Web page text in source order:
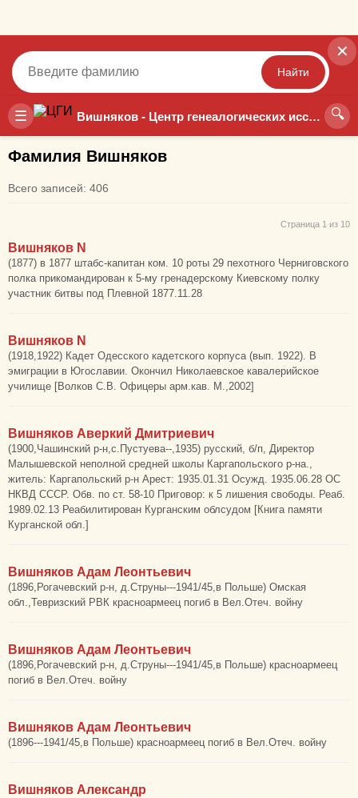
☰ Вишняков - Центр генеалогических исследований 🔍
✕
Найти
Точный Неточный
Фамилия Вишняков
Всего записей: 406
Страница 1 из 10
Вишняков N
(1877) в 1877 штабс-капитан ком. 10 роты 29 пехотного Черниговского
полка прикомандирован к 5-му гренадерскому Киевскому полку
участник битвы под Плевной 1877.11.28
Вишняков N
(1918,1922) Кадет Одесского кадетского корпуса (вып. 1922). В
эмиграции в Югославии. Окончил Николаевское кавалерийское
училище [Волков С.В. Офицеры арм.кав. М.,2002]
Вишняков Аверкий Дмитриевич
(1900,Чашинский р-н,с.Пустуева--,1935) русский, б/п, Директор
Малышевской неполной средней школы Каргапольского р-на.,
житель: Каргапольский р-н Арест: 1935.01.31 Осужд. 1935.06.28 ОС
НКВД СССР. Обв. по ст. 58-10 Приговор: к 5 лишения свободы. Реаб.
1989.02.13 Реабилитирован Курганским облсудом [Книга памяти
Курганской обл.]
Вишняков Адам Леонтьевич
(1896,Рогачевский р-н, д.Струны---1941/45,в Польше) Омская
обл.,Тевризский РВК красноармеец погиб в Вел.Отеч. войну
Вишняков Адам Леонтьевич
(1896,Рогачевский р-н, д.Струны---1941/45,в Польше) красноармеец
погиб в Вел.Отеч. войну
Вишняков Адам Леонтьевич
(1896---1941/45,в Польше) красноармеец погиб в Вел.Отеч. войну
Вишняков Александр